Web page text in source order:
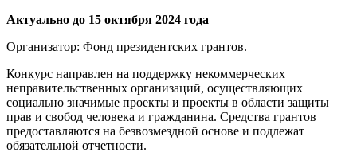
Актуально до 15 октября 2024 года
Организатор: Фонд президентских грантов.
Конкурс направлен на поддержку некоммерческих
неправительственных организаций, осуществляющих
социально значимые проекты и проекты в области защиты
прав и свобод человека и гражданина. Средства грантов
предоставляются на безвозмездной основе и подлежат
обязательной отчетности.